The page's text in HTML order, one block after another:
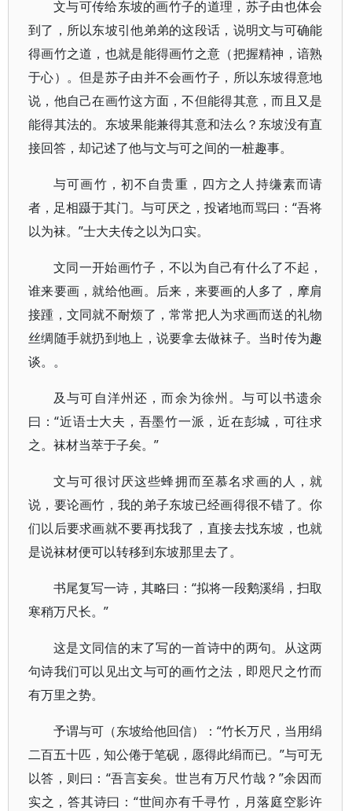
文与可传给东坡的画竹子的道理，苏子由也体会
到了，所以东坡引他弟弟的这段话，说明文与可确能
得画竹之道，也就是能得画竹之意（把握精神，谙熟
于心）。但是苏子由并不会画竹子，所以东坡得意地
说，他自己在画竹这方面，不但能得其意，而且又是
能得其法的。东坡果能兼得其意和法么？东坡没有直
接回答，却记述了他与文与可之间的一桩趣事。
与可画竹，初不自贵重，四方之人持缣素而请
者，足相蹑于其门。与可厌之，投诸地而骂曰：“吾将
以为袜。”士大夫传之以为口实。
文同一开始画竹子，不以为自己有什么了不起，
谁来要画，就给他画。后来，来要画的人多了，摩肩
接踵，文同就不耐烦了，常常把人为求画而送的礼物
丝绸随手就扔到地上，说要拿去做袜子。当时传为趣
谈。。
及与可自洋州还，而余为徐州。与可以书遗余
曰：“近语士大夫，吾墨竹一派，近在彭城，可往求
之。袜材当萃于子矣。”
文与可很讨厌这些蜂拥而至慕名求画的人，就
说，要论画竹，我的弟子东坡已经画得很不错了。你
们以后要求画就不要再找我了，直接去找东坡，也就
是说袜材便可以转移到东坡那里去了。
书尾复写一诗，其略曰：“拟将一段鹅溪绢，扫取
寒稍万尺长。”
这是文同信的末了写的一首诗中的两句。从这两
句诗我们可以见出文与可的画竹之法，即咫尺之竹而
有万里之势。
予谓与可（东坡给他回信）：“竹长万尺，当用绢
二百五十匹，知公倦于笔砚，愿得此绢而已。”与可无
以答，则曰：“吾言妄矣。世岂有万尺竹哉？”余因而
实之，答其诗曰：“世间亦有千寻竹，月落庭空影许